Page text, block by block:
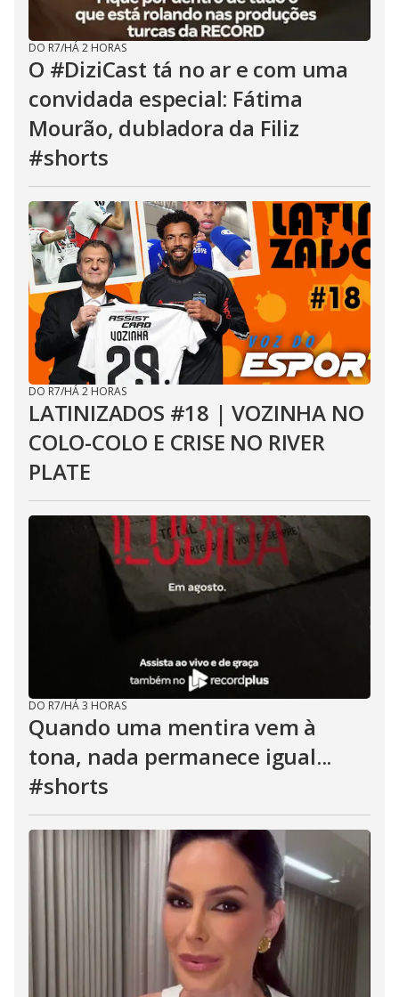
DO R7/HÁ 2 HORAS
O #DiziCast tá no ar e com uma
convidada especial: Fátima
Mourão, dubladora da Filiz
#shorts
DO R7/HÁ 2 HORAS
LATINIZADOS #18 | VOZINHA NO
COLO-COLO E CRISE NO RIVER
PLATE
DO R7/HÁ 3 HORAS
Quando uma mentira vem à
tona, nada permanece igual...
#shorts